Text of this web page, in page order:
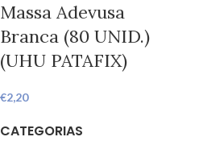
CATEGORIAS
Massa Adevusa
Branca (80 UNID.)
(UHU PATAFIX)
€2,20